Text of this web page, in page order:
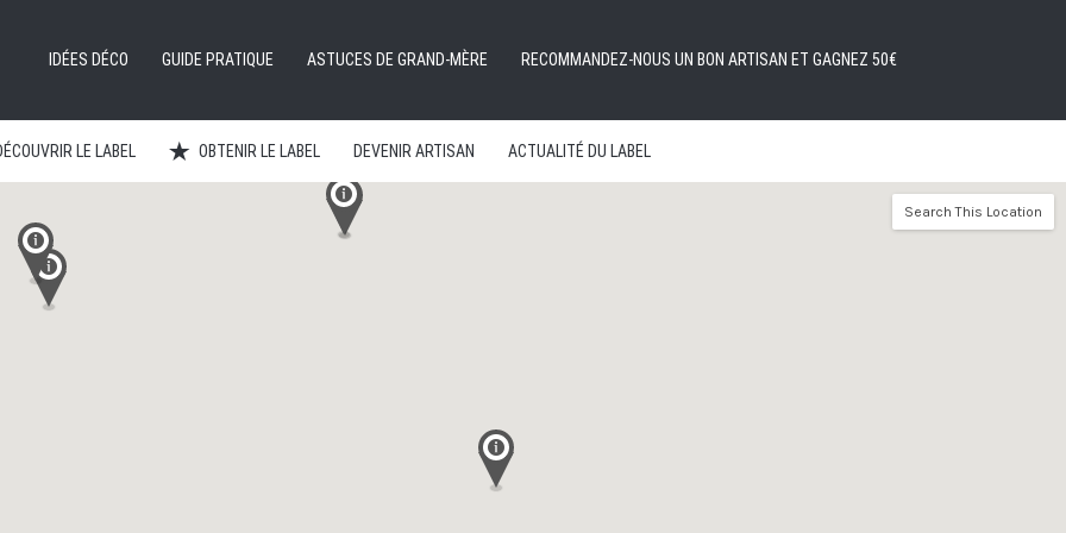
IDÉES DÉCO GUIDE PRATIQUE ASTUCES DE GRAND-MÈRE RECOMMANDEZ-NOUS UN BON ARTISAN ET GAGNEZ 50€
LE LABEL OBTENIR LE LABEL DEVENIR ARTISAN ACTUALITÉ DU LABEL
Search This Location